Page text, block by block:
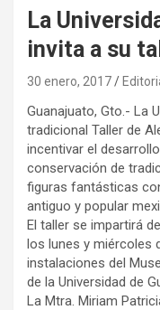
La
invita a su
30 enero, 2017
Guanajuato, Gto.- La
tradicional Taller de
incentivar el
conservación de
figuras fantásticas
antiguo y popular
El taller se impartirá
los lunes y miércoles
instalaciones del
de la Universidad de
La Mtra. Miriam